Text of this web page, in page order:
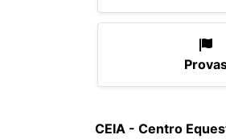
CEIA - Centro